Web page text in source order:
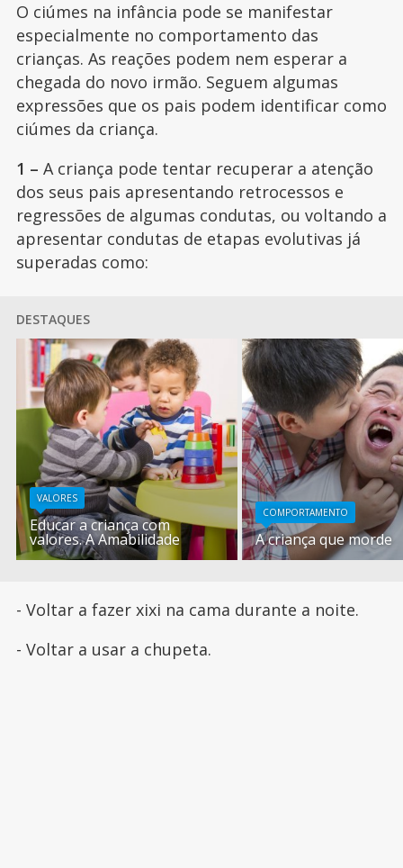
O ciúmes na infância pode se manifestar
especialmente no comportamento das
crianças. As reações podem nem esperar a
chegada do novo irmão. Seguem algumas
expressões que os pais podem identificar como
ciúmes da criança.
1 – A criança pode tentar recuperar a atenção
dos seus pais apresentando retrocessos e
regressões de algumas condutas, ou voltando a
apresentar condutas de etapas evolutivas já
superadas como:
DESTAQUES
VALORES
Educar a criança com
valores. A Amabilidade
COMPORTAMENTO
A criança que morde
- Voltar a fazer xixi na cama durante a noite.
- Voltar a usar a chupeta.